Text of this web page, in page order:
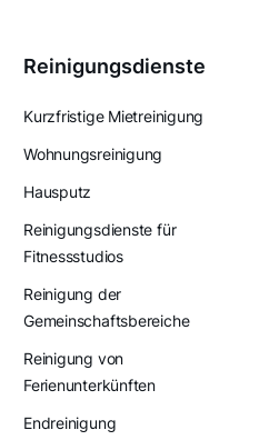
Reinigungsdienste
Kurzfristige Mietreinigung
Wohnungsreinigung
Hausputz
Reinigungsdienste für
Fitnessstudios
Reinigung der
Gemeinschaftsbereiche
Reinigung von
Ferienunterkünften
Endreinigung